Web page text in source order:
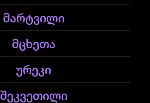
მარტვილი
მცხეთა
ურეკი
შეკვეთილი